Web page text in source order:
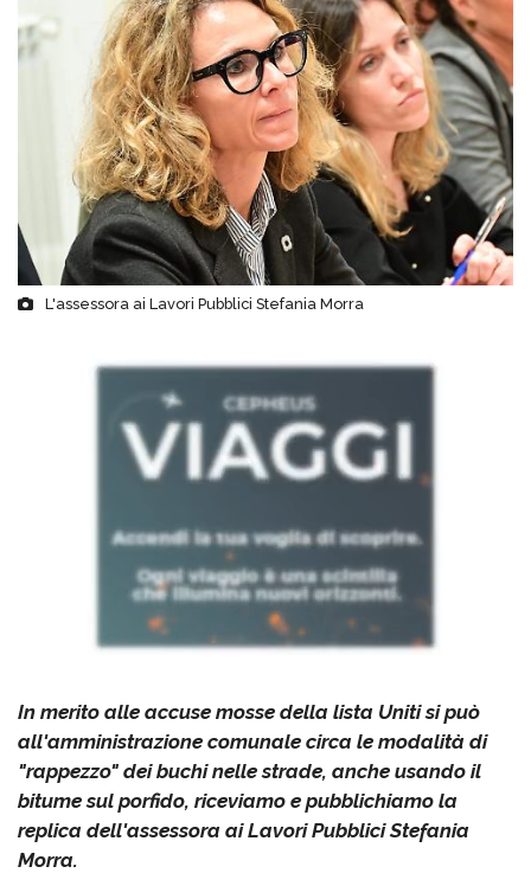
L'assessora ai Lavori Pubblici Stefania Morra
In merito alle accuse mosse della lista Uniti si può
all'amministrazione comunale circa le modalità di
"rappezzo" dei buchi nelle strade, anche usando il
bitume sul porfido, riceviamo e pubblichiamo la
replica dell'assessora ai Lavori Pubblici Stefania
Morra.